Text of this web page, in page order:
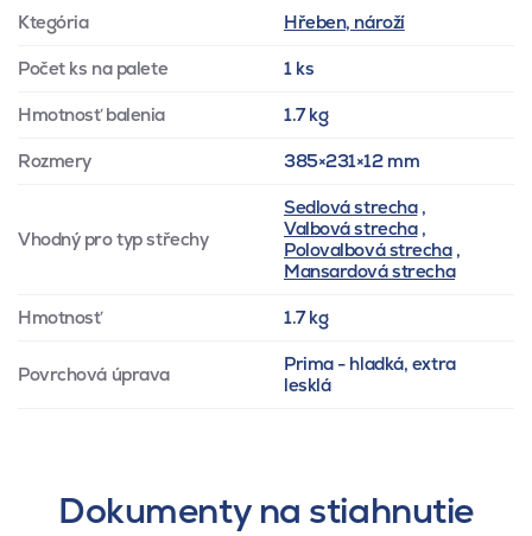
Ktegória Hřeben, nároží
Počet ks na palete 1 ks
Hmotnosť balenia 1.7 kg
Rozmery 385×231×12 mm
Vhodný pro typ střechy
Sedlová strecha,
Valbová strecha,
Polovalbová strecha,
Mansardová strecha
Hmotnosť 1.7 kg
Povrchová úprava
Prima - hladká, extra
lesklá
Dokumenty na stiahnutie